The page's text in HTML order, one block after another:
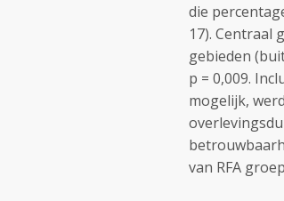
die
17). Centraal
gebieden
p = 0,009.
mogelijk,
van RFA groep